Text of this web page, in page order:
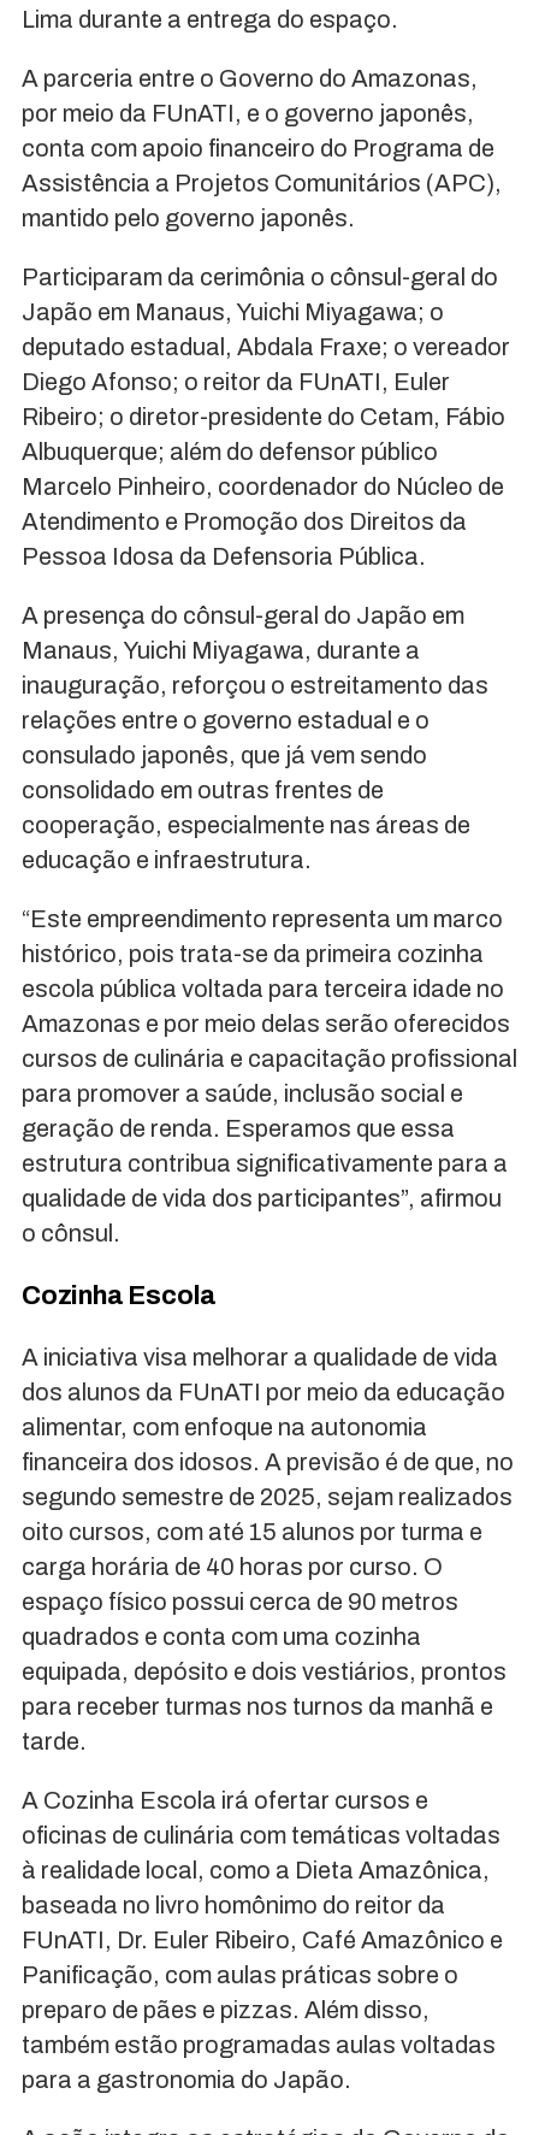
Lima durante a entrega do espaço.
A parceria entre o Governo do Amazonas,
por meio da FUnATI, e o governo japonês,
conta com apoio financeiro do Programa de
Assistência a Projetos Comunitários (APC),
mantido pelo governo japonês.
Participaram da cerimônia o cônsul-geral do
Japão em Manaus, Yuichi Miyagawa; o
deputado estadual, Abdala Fraxe; o vereador
Diego Afonso; o reitor da FUnATI, Euler
Ribeiro; o diretor-presidente do Cetam, Fábio
Albuquerque; além do defensor público
Marcelo Pinheiro, coordenador do Núcleo de
Atendimento e Promoção dos Direitos da
Pessoa Idosa da Defensoria Pública.
A presença do cônsul-geral do Japão em
Manaus, Yuichi Miyagawa, durante a
inauguração, reforçou o estreitamento das
relações entre o governo estadual e o
consulado japonês, que já vem sendo
consolidado em outras frentes de
cooperação, especialmente nas áreas de
educação e infraestrutura.
“Este empreendimento representa um marco
histórico, pois trata-se da primeira cozinha
escola pública voltada para terceira idade no
Amazonas e por meio delas serão oferecidos
cursos de culinária e capacitação profissional
para promover a saúde, inclusão social e
geração de renda. Esperamos que essa
estrutura contribua significativamente para a
qualidade de vida dos participantes”, afirmou
o cônsul.
Cozinha Escola
A iniciativa visa melhorar a qualidade de vida
dos alunos da FUnATI por meio da educação
alimentar, com enfoque na autonomia
financeira dos idosos. A previsão é de que, no
segundo semestre de 2025, sejam realizados
oito cursos, com até 15 alunos por turma e
carga horária de 40 horas por curso. O
espaço físico possui cerca de 90 metros
quadrados e conta com uma cozinha
equipada, depósito e dois vestiários, prontos
para receber turmas nos turnos da manhã e
tarde.
A Cozinha Escola irá ofertar cursos e
oficinas de culinária com temáticas voltadas
à realidade local, como a Dieta Amazônica,
baseada no livro homônimo do reitor da
FUnATI, Dr. Euler Ribeiro, Café Amazônico e
Panificação, com aulas práticas sobre o
preparo de pães e pizzas. Além disso,
também estão programadas aulas voltadas
para a gastronomia do Japão.